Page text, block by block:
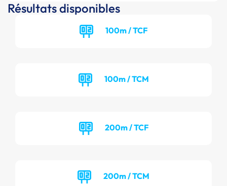
Résultats disponibles
100m / TCF
100m / TCM
200m / TCF
200m / TCM